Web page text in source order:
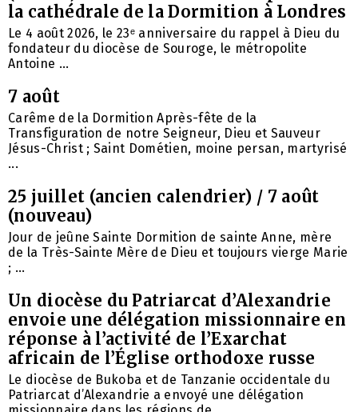
la cathédrale de la Dormition à Londres
Le 4 août 2026, le 23ᵉ anniversaire du rappel à Dieu du
fondateur du diocèse de Souroge, le métropolite
Antoine ...
7 août
Carême de la Dormition Après-fête de la
Transfiguration de notre Seigneur, Dieu et Sauveur
Jésus-Christ ; Saint Dométien, moine persan, martyrisé
...
25 juillet (ancien calendrier) / 7 août
(nouveau)
Jour de jeûne Sainte Dormition de sainte Anne, mère
de la Très-Sainte Mère de Dieu et toujours vierge Marie
; ...
Un diocèse du Patriarcat d’Alexandrie
envoie une délégation missionnaire en
réponse à l’activité de l’Exarchat
africain de l’Église orthodoxe russe
Le diocèse de Bukoba et de Tanzanie occidentale du
Patriarcat d’Alexandrie a envoyé une délégation